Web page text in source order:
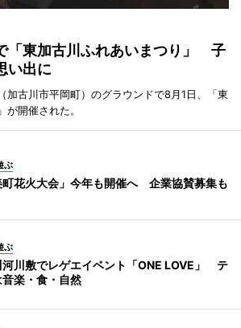
「東加古川ふれあいまつり」 子
い出に
加古川市平岡町）のグラウンドで8月1日、「東
が開催された。
ぶ
町花火大会」今年も開催へ 企業協賛募集も
ぶ
河川敷でレゲエイベント「ONE LOVE」 テ
音楽・食・自然